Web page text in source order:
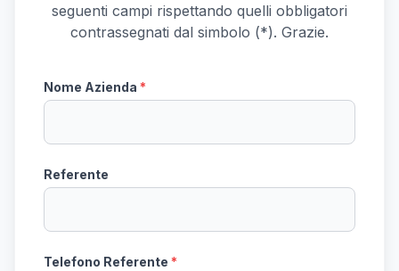
seguenti campi rispettando quelli obbligatori
contrassegnati dal simbolo (*). Grazie.
Nome Azienda *
Referente
Telefono Referente *